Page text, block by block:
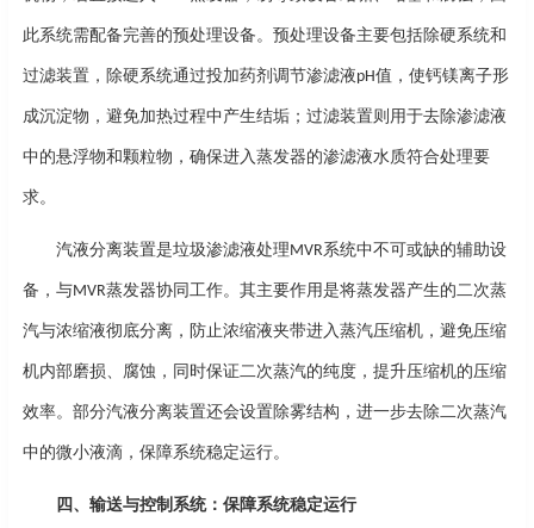
此系统需配备完善的预处理设备。预处理设备主要包括除硬系统和
过滤装置，除硬系统通过投加药剂调节渗滤液pH值，使钙镁离子形
成沉淀物，避免加热过程中产生结垢；过滤装置则用于去除渗滤液
中的悬浮物和颗粒物，确保进入蒸发器的渗滤液水质符合处理要
求。
汽液分离装置是垃圾渗滤液处理 MVR系统中不可或缺的辅助设
备，与MVR蒸发器协同工作。其主要作用是将蒸发器产生的二次蒸
汽与浓缩液彻底分离，防止浓缩液夹带进入蒸汽压缩机，避免压缩
机内部磨损、腐蚀，同时保证二次蒸汽的纯度，提升压缩机的压缩
效率。部分汽液分离装置还会设置除雾结构，进一步去除二次蒸汽
中的微小液滴，保障系统稳定运行。
四、输送与控制系统：保障系统稳定运行